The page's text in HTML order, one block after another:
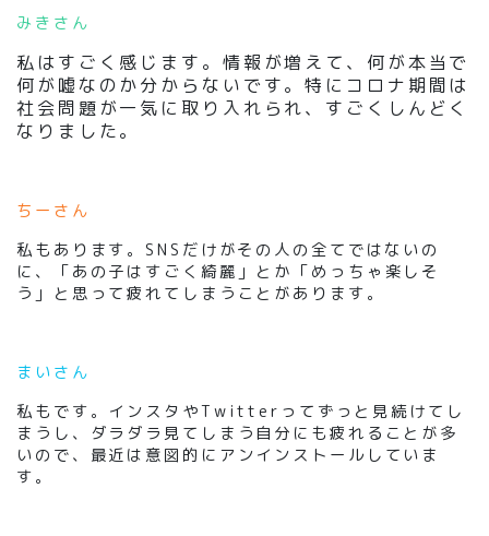
みきさん
私はすごく感じます。情報が増えて、何が本当で
何が嘘なのか分からないです。特にコロナ期間は
社会問題が一気に取り入れられ、すごくしんどく
なりました。
ちーさん
私もあります。SNSだけがその人の全てではないの
に、「あの子はすごく綺麗」とか「めっちゃ楽しそ
う」と思って疲れてしまうことがあります。
まいさん
私もです。インスタやTwitterってずっと見続けてし
まうし、ダラダラ見てしまう自分にも疲れることが多
いので、最近は意図的にアンインストールしていま
す。